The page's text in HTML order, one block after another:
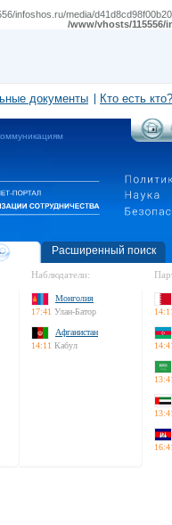
infoshos.ru/media/
/www/vhosts/
документы Кто есть кто?
Расширенный поиск
Наблюдатели:
Монголия
17:41 Улан-Батор
Афганистан
14:11 Кабул